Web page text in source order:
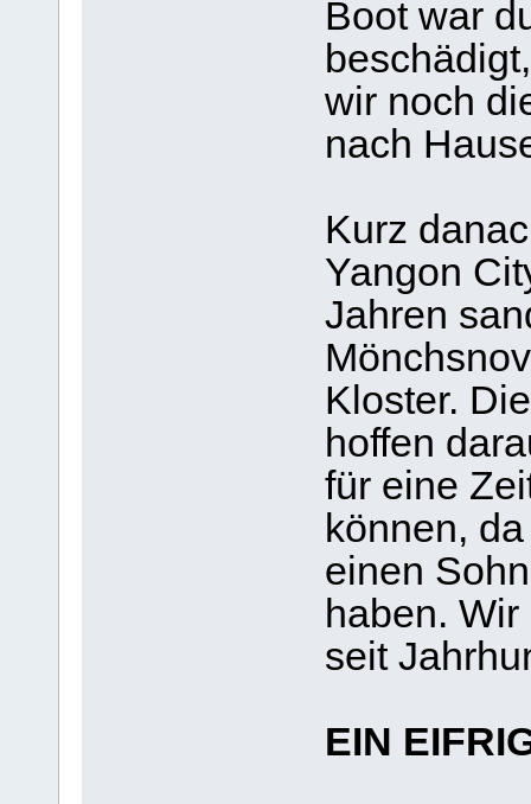
Boot war
wir noch
nach
Kurz
Yangon
Jahren
Kloster.
hoffen
für eine
können,
einen
haben.
seit
EIN